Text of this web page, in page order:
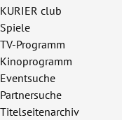
KURIER club
Spiele
TV-Programm
Kinoprogramm
Eventsuche
Partnersuche
Titelseitenarchiv